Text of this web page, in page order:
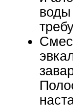
воды